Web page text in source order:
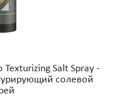
Salt Spray -
солевой